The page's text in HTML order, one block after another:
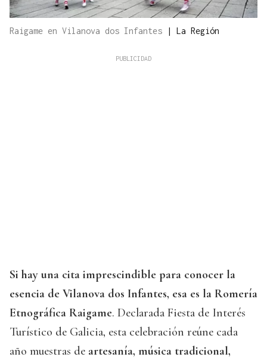
Raigame en Vilanova dos Infantes | La Región
Si hay una cita imprescindible para conocer la
esencia de Vilanova dos Infantes, esa es la Romería
Etnográfica Raigame. Declarada Fiesta de Interés
Turístico de Galicia, esta celebración reúne cada
año muestras de artesanía, música tradicional,